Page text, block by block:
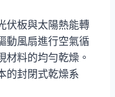
伏板與太陽熱能轉
動風扇進行空氣循
材料的均勻乾燥。
的封閉式乾燥系